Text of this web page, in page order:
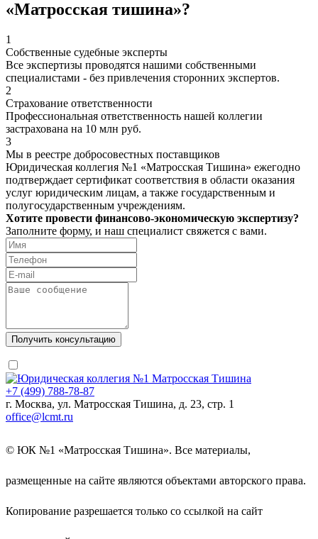
«Матросская тишина»?
1
Собственные судебные эксперты
Все экспертизы проводятся нашими собственными
специалистами - без привлечения сторонних экспертов.
2
Страхование ответственности
Профессиональная ответственность нашей коллегии
застрахована на 10 млн руб.
3
Мы в реестре добросовестных поставщиков
Юридическая коллегия №1 «Матросская Тишина» ежегодно
подтверждает сертификат соответствия в области оказания
услуг юридическим лицам, а также государственным и
полугосударственным учреждениям.
Хотите провести финансово-экономическую экспертизу?
Заполните форму, и наш специалист свяжется с вами.
+7 (499) 788-78-87
г. Москва, ул. Матросская Тишина, д. 23, стр. 1
office@lcmt.ru
© ЮК №1 «Матросская Тишина». Все материалы,
размещенные на сайте являются объектами авторского права.
Копирование разрешается только со ссылкой на сайт